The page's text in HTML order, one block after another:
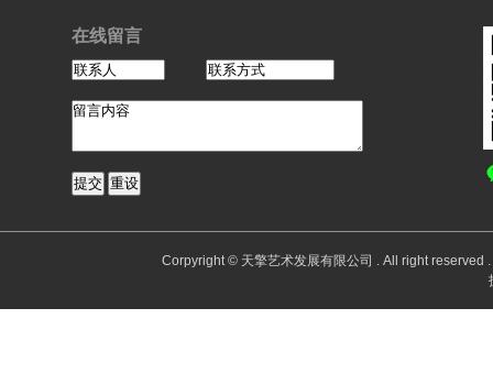
在线留言
Corpyright © 天擎艺术发展有限公司 . All right reserved